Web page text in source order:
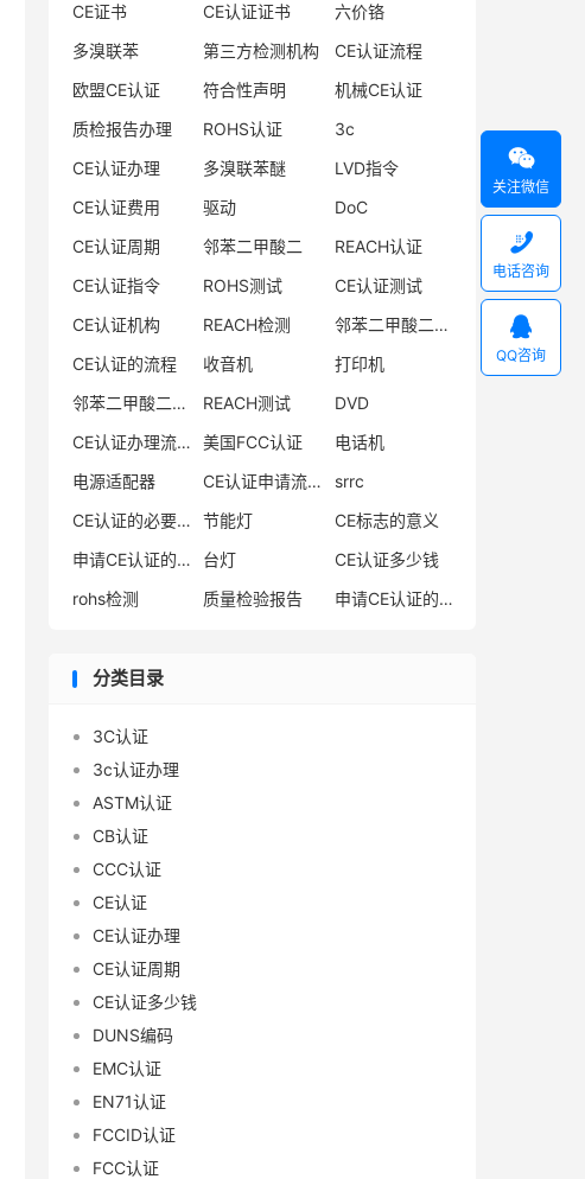
CE证书
CE认证证书
六价铬
多溴联苯
第三方检测机构
CE认证流程
欧盟CE认证
符合性声明
机械CE认证
质检报告办理
ROHS认证
3c
CE认证办理
多溴联苯醚
LVD指令
CE认证费用
驱动
DoC
CE认证周期
邻苯二甲酸二
REACH认证
CE认证指令
ROHS测试
CE认证测试
CE认证机构
REACH检测
邻苯二甲酸二异丁酯
CE认证的流程
收音机
打印机
邻苯二甲酸二丁酯
REACH测试
DVD
CE认证办理流程
美国FCC认证
电话机
电源适配器
CE认证申请流程
srrc
CE认证的必要性
节能灯
CE标志的意义
申请CE认证的必要性
台灯
CE认证多少钱
rohs检测
质量检验报告 申请CE认证的好处
分类目录
3C认证
3c认证办理
ASTM认证
CB认证
CCC认证
CE认证
CE认证办理
CE认证周期
CE认证多少钱
DUNS编码
EMC认证
EN71认证
FCCID认证
FCC认证

关注微信

电话咨询

QQ咨询